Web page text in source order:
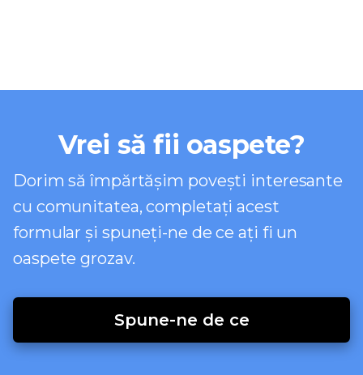
Vrei să fii oaspete?
Dorim să împărtășim povești interesante
cu comunitatea, completați acest
formular și spuneți-ne de ce ați fi un
oaspete grozav.
Spune-ne de ce